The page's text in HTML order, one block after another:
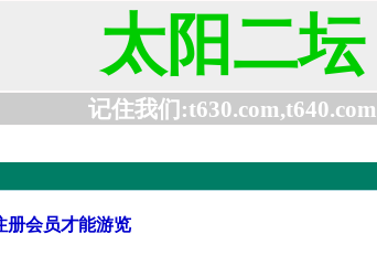
太阳二坛
记住我们:t630.com,t640.com
册会员才能游览